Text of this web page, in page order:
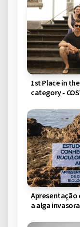
1st Place in
category -
Apresentação
a alga